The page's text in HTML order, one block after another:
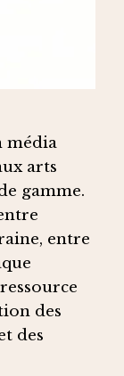
média
arts
gamme.
entre
des
des